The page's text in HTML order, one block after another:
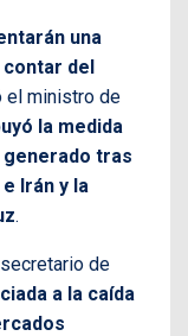
una
del
el ministro de
la medida
tras
Irán y la
.
de
a la caída